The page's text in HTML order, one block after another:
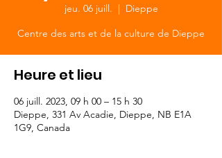
jeu. 06 juill.
  |
Dieppe
Centre des arts et de la culture de Dieppe
Heure et lieu
06 juill. 2023, 09 h 00 – 15 h 30
Dieppe, 331 Av Acadie, Dieppe, NB E1A
1G9, Canada